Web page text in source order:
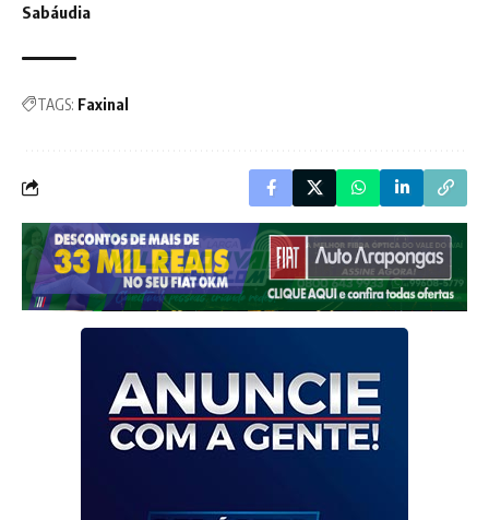
Sabáudia
TAGS: Faxinal